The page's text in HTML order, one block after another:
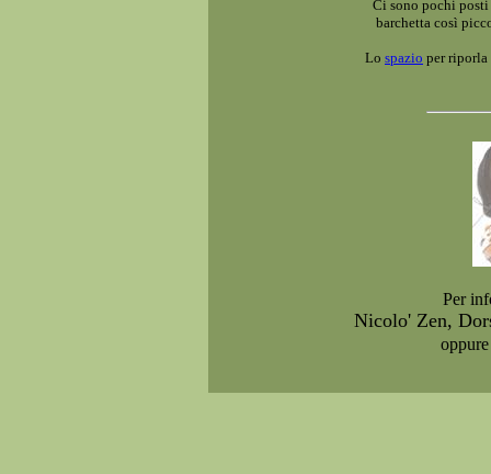
Ci sono pochi posti
barchetta così
Lo spazio per riporla
Per
Nicolo' Zen,